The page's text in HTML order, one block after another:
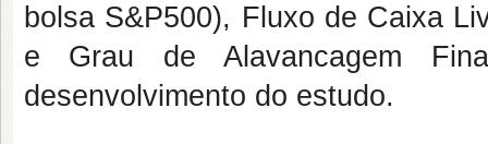
bolsa S&P500), Fluxo de Caixa
e Grau de Alavancagem
desenvolvimento do estudo.